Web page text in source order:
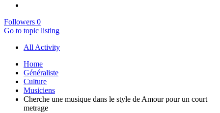
Followers 0
Go to topic listing
All Activity
Home
Généraliste
Culture
Musiciens
Cherche une musique dans le style de Amour pour un court
metrage